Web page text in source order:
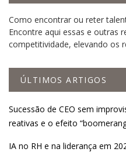
Como encontrar ou reter
Encontre aqui essas e outras
competitividade, elevando os
ÚLTIMOS ARTIGOS
Sucessão de CEO sem
reativas e o efeito
IA no RH e na liderança em